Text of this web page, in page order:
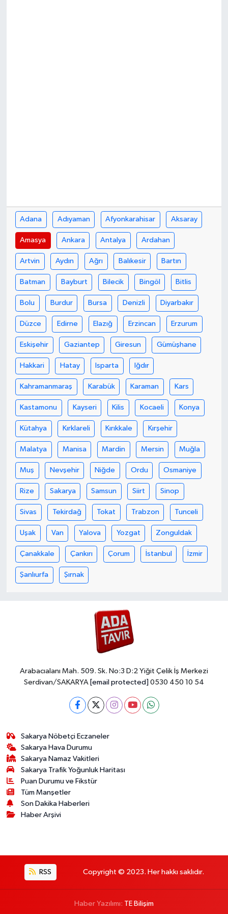
Adana Adıyaman Afyonkarahisar Aksaray
Amasya Ankara Antalya Ardahan
Artvin Aydın Ağrı Balıkesir Bartın
Batman Bayburt Bilecik Bingöl Bitlis
Bolu Burdur Bursa Denizli Diyarbakır
Düzce Edirne Elazığ Erzincan Erzurum
Eskişehir Gaziantep Giresun Gümüşhane
Hakkari Hatay Isparta Iğdır
Kahramanmaraş Karabük Karaman Kars
Kastamonu Kayseri Kilis Kocaeli Konya
Kütahya Kırklareli Kırıkkale Kırşehir
Malatya Manisa Mardin Mersin Muğla
Muş Nevşehir Niğde Ordu Osmaniye
Rize Sakarya Samsun Siirt Sinop
Sivas Tekirdağ Tokat Trabzon Tunceli
Uşak Van Yalova Yozgat Zonguldak
Çanakkale Çankırı Çorum İstanbul İzmir
Şanlıurfa Şırnak
Arabacıalanı Mah. 509. Sk. No:3 D:2 Yiğit Çelik İş Merkezi
Serdivan/SAKARYA [email protected] 0530 450 10 54
Sakarya Nöbetçi Eczaneler
Sakarya Hava Durumu
Sakarya Namaz Vakitleri
Sakarya Trafik Yoğunluk Haritası
Puan Durumu ve Fikstür
Tüm Manşetler
Son Dakika Haberleri
Haber Arşivi
RSS Copyright © 2023. Her hakkı saklıdır.
Haber Yazılımı: TE Bilişim